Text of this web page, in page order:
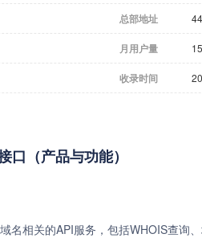
总部地址
月用户量
收录时间
（产品与功能）
名相关的API服务，包括WHOIS查询